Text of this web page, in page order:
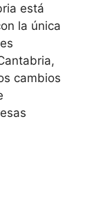
está
la única
cambios